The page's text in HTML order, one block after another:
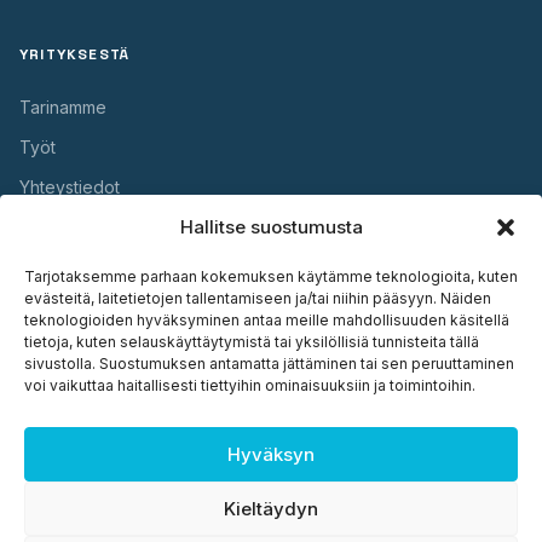
Hallitse suostumusta
Tarjotaksemme parhaan kokemuksen käytämme teknologioita, kuten
evästeitä, laitetietojen tallentamiseen ja/tai niihin pääsyyn. Näiden
teknologioiden hyväksyminen antaa meille mahdollisuuden käsitellä
tietoja, kuten selauskäyttäytymistä tai yksilöllisiä tunnisteita tällä
sivustolla. Suostumuksen antamatta jättäminen tai sen peruuttaminen
voi vaikuttaa haitallisesti tiettyihin ominaisuuksiin ja toimintoihin.
Hyväksyn
Kieltäydyn
YRITYKSESTÄ
Tarinamme
Työt
Yhteystiedot
Takuu
Huolto
Asennus
Asiakirjat